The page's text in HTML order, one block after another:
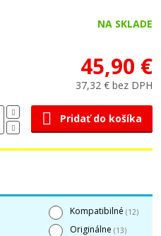
NA SKLADE
45,90 €
37,32 € bez DPH
Pridať do košíka
Kompatibilné (12)
Originálne (13)